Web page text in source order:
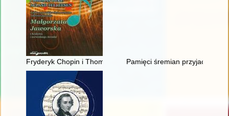
Fryderyk Chopin i Thomas Dyke Acland Tellefsen. Polsko-
Pamięci śremian przyjaciół